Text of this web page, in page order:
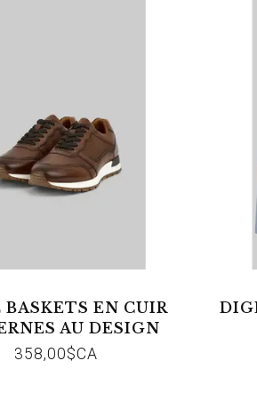
EN CUIR
AU DESIGN
SUPER 35
358,00$CA